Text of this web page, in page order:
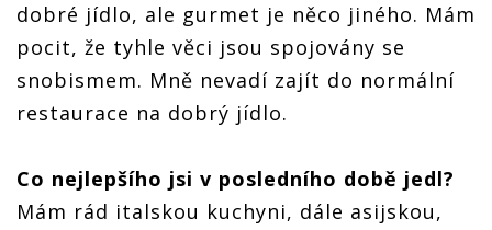
dobré jídlo, ale gurmet je něco jiného. Mám
pocit, že tyhle věci jsou spojovány se
snobismem. Mně nevadí zajít do normální
restaurace na dobrý jídlo.
Co nejlepšího jsi v posledního době jedl?
Mám rád italskou kuchyni, dále asijskou,